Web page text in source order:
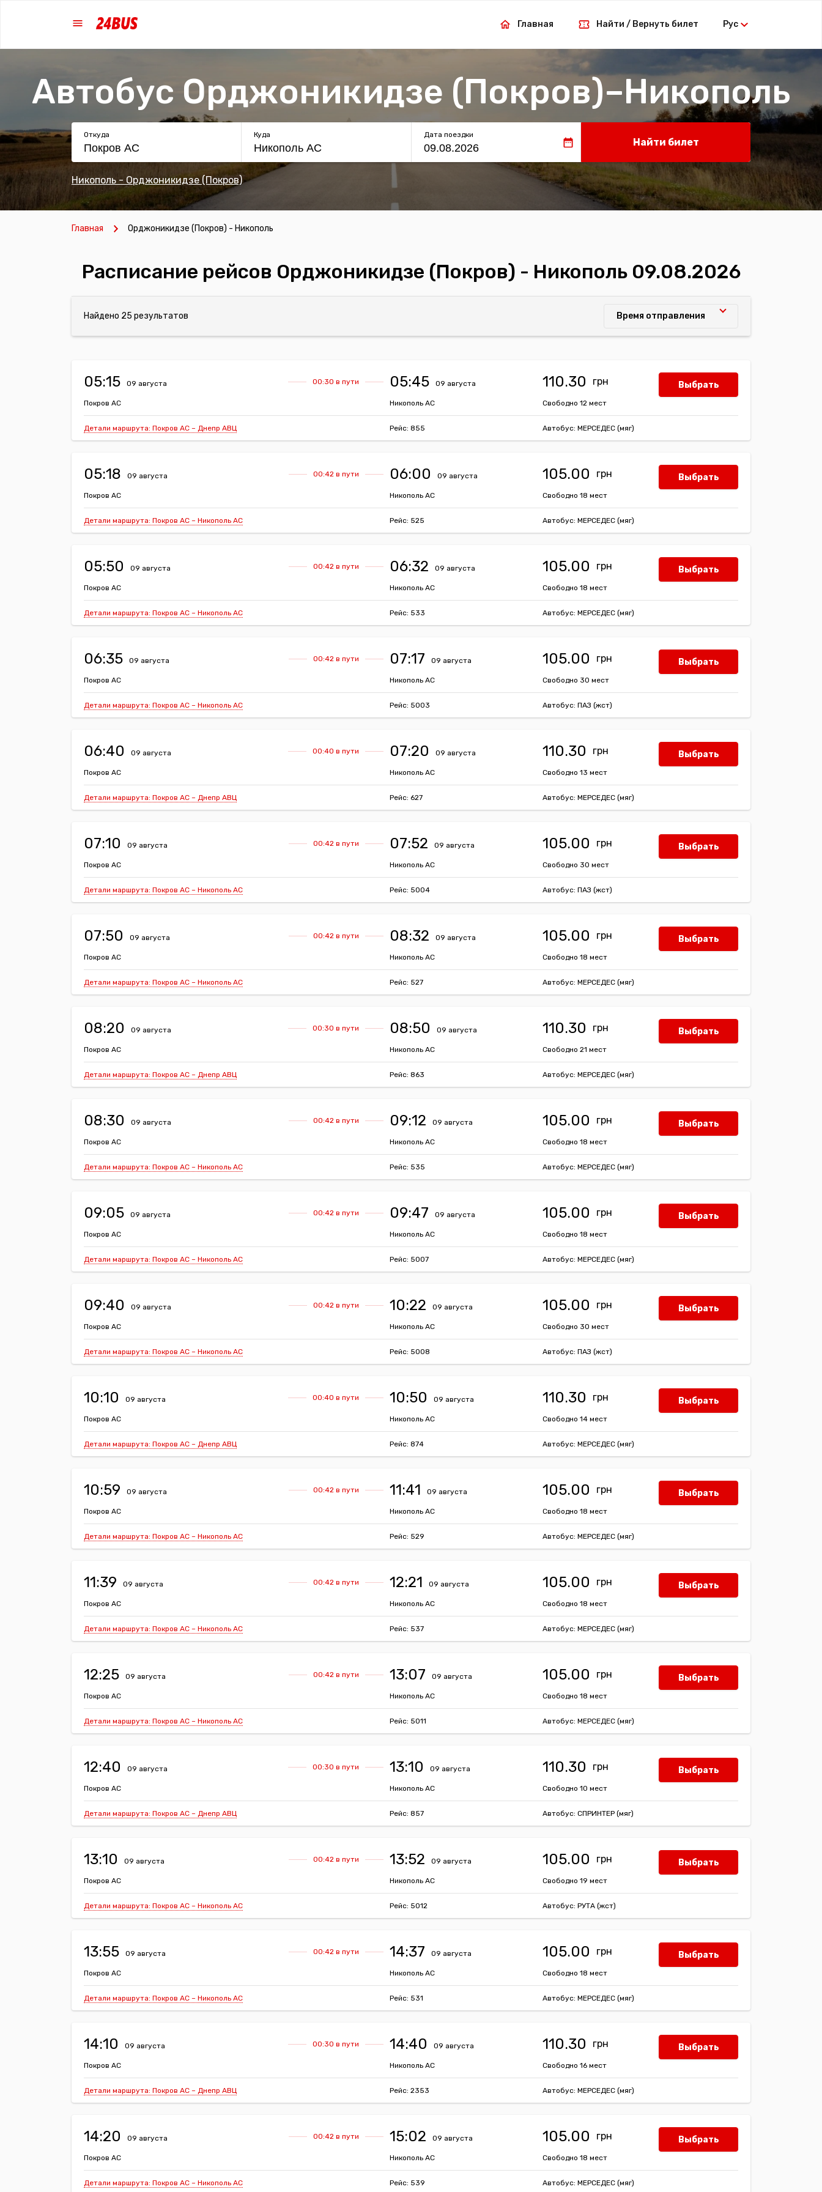
Главная Найти / Вернуть билет Рус
Автобус Орджоникидзе (Покров)–Никополь
Откуда Куда Дата поездки
Найти билет
Никополь - Орджоникидзе (Покров)
Главная Орджоникидзе (Покров) - Никополь
Расписание рейсов Орджоникидзе (Покров) - Никополь 09.08.2026
Найдено 25 результатов Время отправления
05:15 09 августа 00:30 в пути
Покров АС
05:45 09 августа
Никополь АС
110.30
Свободно 12 мест
Выбрать
Детали маршрута: Покров АС – Днепр АВЦ Рейс: 855 Автобус: МЕРСЕДЕС (мяг)
05:18 09 августа 00:42 в пути
Покров АС
06:00 09 августа
Никополь АС
105.00
Свободно 18 мест
Выбрать
Детали маршрута: Покров АС – Никополь АС Рейс: 525 Автобус: МЕРСЕДЕС (мяг)
05:50 09 августа 00:42 в пути
Покров АС
06:32 09 августа
Никополь АС
105.00
Свободно 18 мест
Выбрать
Детали маршрута: Покров АС – Никополь АС Рейс: 533 Автобус: МЕРСЕДЕС (мяг)
06:35 09 августа 00:42 в пути
Покров АС
07:17 09 августа
Никополь АС
105.00
Свободно 30 мест
Выбрать
Детали маршрута: Покров АС – Никополь АС Рейс: 5003 Автобус: ПАЗ (жст)
06:40 09 августа 00:40 в пути
Покров АС
07:20 09 августа
Никополь АС
110.30
Свободно 13 мест
Выбрать
Детали маршрута: Покров АС – Днепр АВЦ Рейс: 627 Автобус: МЕРСЕДЕС (мяг)
07:10 09 августа 00:42 в пути
Покров АС
07:52 09 августа
Никополь АС
105.00
Свободно 30 мест
Выбрать
Детали маршрута: Покров АС – Никополь АС Рейс: 5004 Автобус: ПАЗ (жст)
07:50 09 августа 00:42 в пути
Покров АС
08:32 09 августа
Никополь АС
105.00
Свободно 18 мест
Выбрать
Детали маршрута: Покров АС – Никополь АС Рейс: 527 Автобус: МЕРСЕДЕС (мяг)
08:20 09 августа 00:30 в пути
Покров АС
08:50 09 августа
Никополь АС
110.30
Свободно 21 мест
Выбрать
Детали маршрута: Покров АС – Днепр АВЦ Рейс: 863 Автобус: МЕРСЕДЕС (мяг)
08:30 09 августа 00:42 в пути
Покров АС
09:12 09 августа
Никополь АС
105.00
Свободно 18 мест
Выбрать
Детали маршрута: Покров АС – Никополь АС Рейс: 535 Автобус: МЕРСЕДЕС (мяг)
09:05 09 августа 00:42 в пути
Покров АС
09:47 09 августа
Никополь АС
105.00
Свободно 18 мест
Выбрать
Детали маршрута: Покров АС – Никополь АС Рейс: 5007 Автобус: МЕРСЕДЕС (мяг)
09:40 09 августа 00:42 в пути
Покров АС
10:22 09 августа
Никополь АС
105.00
Свободно 30 мест
Выбрать
Детали маршрута: Покров АС – Никополь АС Рейс: 5008 Автобус: ПАЗ (жст)
10:10 09 августа 00:40 в пути
Покров АС
10:50 09 августа
Никополь АС
110.30
Свободно 14 мест
Выбрать
Детали маршрута: Покров АС – Днепр АВЦ Рейс: 874 Автобус: МЕРСЕДЕС (мяг)
10:59 09 августа 00:42 в пути
Покров АС
11:41 09 августа
Никополь АС
105.00
Свободно 18 мест
Выбрать
Детали маршрута: Покров АС – Никополь АС Рейс: 529 Автобус: МЕРСЕДЕС (мяг)
11:39 09 августа 00:42 в пути
Покров АС
12:21 09 августа
Никополь АС
105.00
Свободно 18 мест
Выбрать
Детали маршрута: Покров АС – Никополь АС Рейс: 537 Автобус: МЕРСЕДЕС (мяг)
12:25 09 августа 00:42 в пути
Покров АС
13:07 09 августа
Никополь АС
105.00
Свободно 18 мест
Выбрать
Детали маршрута: Покров АС – Никополь АС Рейс: 5011 Автобус: МЕРСЕДЕС (мяг)
12:40 09 августа 00:30 в пути
Покров АС
13:10 09 августа
Никополь АС
110.30
Свободно 10 мест
Выбрать
Детали маршрута: Покров АС – Днепр АВЦ Рейс: 857 Автобус: СПРИНТЕР (мяг)
13:10 09 августа 00:42 в пути
Покров АС
13:52 09 августа
Никополь АС
105.00
Свободно 19 мест
Выбрать
Детали маршрута: Покров АС – Никополь АС Рейс: 5012 Автобус: РУТА (жст)
13:55 09 августа 00:42 в пути
Покров АС
14:37 09 августа
Никополь АС
105.00
Свободно 18 мест
Выбрать
Детали маршрута: Покров АС – Никополь АС Рейс: 531 Автобус: МЕРСЕДЕС (мяг)
14:10 09 августа 00:30 в пути
Покров АС
14:40 09 августа
Никополь АС
110.30
Свободно 16 мест
Выбрать
Детали маршрута: Покров АС – Днепр АВЦ Рейс: 2353 Автобус: МЕРСЕДЕС (мяг)
14:20 09 августа 00:42 в пути
Покров АС
15:02 09 августа
Никополь АС
105.00
Свободно 18 мест
Выбрать
Детали маршрута: Покров АС – Никополь АС Рейс: 539 Автобус: МЕРСЕДЕС (мяг)